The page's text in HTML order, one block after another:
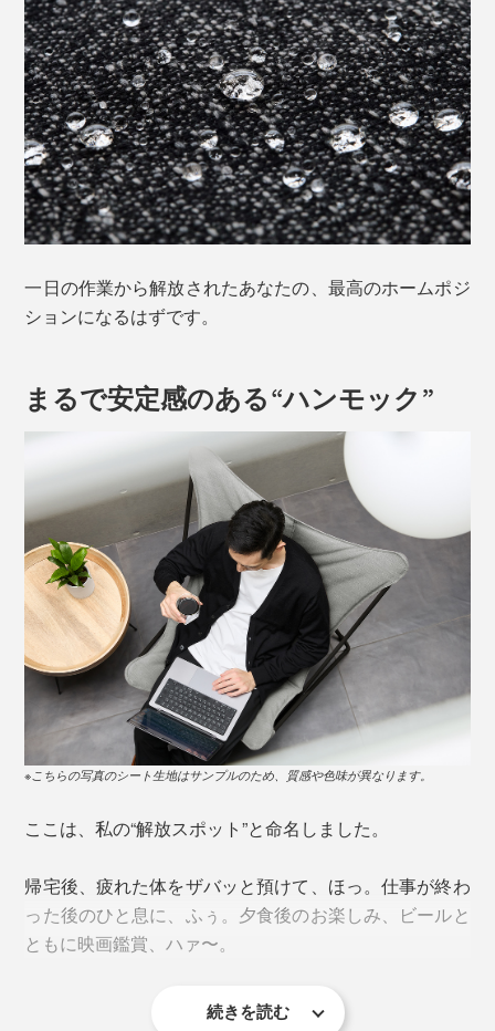
一日の作業から解放されたあなたの、最高のホームポジ
ションになるはずです。
まるで安定感のある“ハンモック”
※こちらの写真のシート生地はサンプルのため、質感や色味が異なります。
ここは、私の“解放スポット”と命名しました。
帰宅後、疲れた体をザバッと預けて、ほっ。仕事が終わ
った後のひと息に、ふぅ。夕食後のお楽しみ、ビールと
ともに映画鑑賞、ハァ〜。
続きを読む